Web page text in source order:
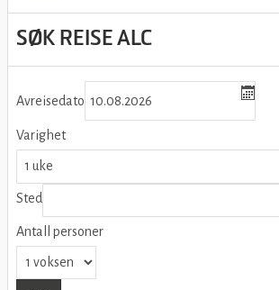
SØK REISE ALC
Avreisedato
Varighet
Sted
Antall personer